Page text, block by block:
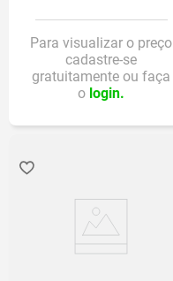
Para visualizar o preço
cadastre-se
gratuitamente ou faça
o login.